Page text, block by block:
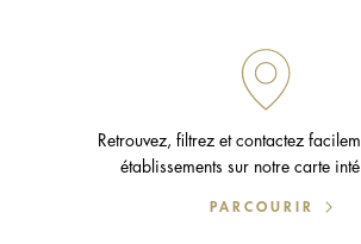
Retrouvez, filtrez et contactez
établissements sur notre carte
PARCOURIR